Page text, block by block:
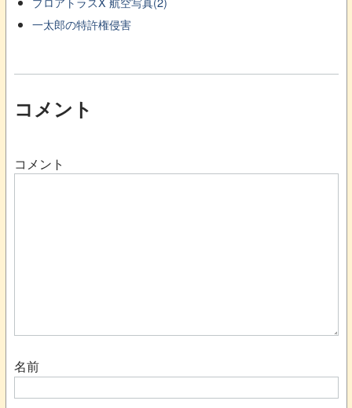
一太郎の特許権侵害
コメント
コメント
名前